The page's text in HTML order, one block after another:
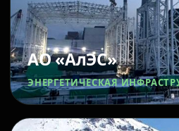
АО «АлЭС»
ЭНЕРГЕТИЧЕСКАЯ